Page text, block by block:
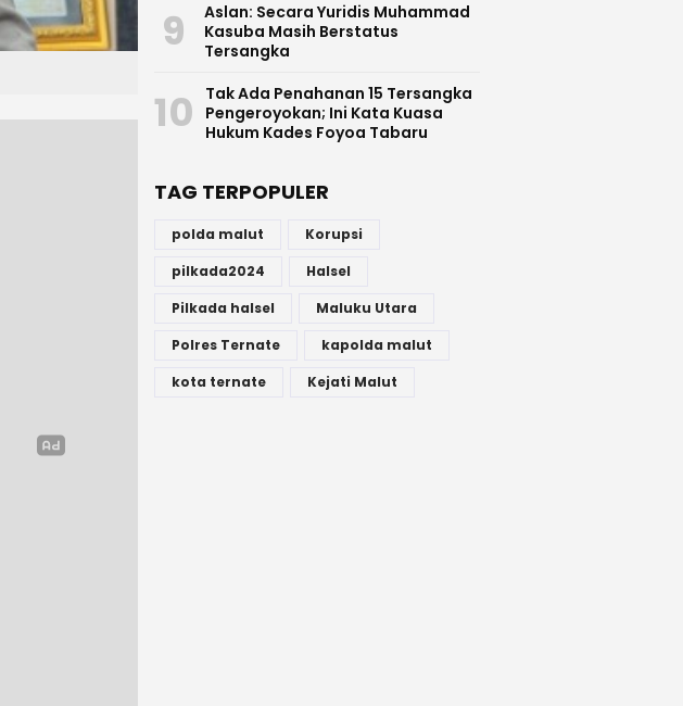
9
Aslan: Secara Yuridis Muhammad
Kasuba Masih Berstatus
Tersangka
10
Tak Ada Penahanan 15 Tersangka
Pengeroyokan; Ini Kata Kuasa
Hukum Kades Foyoa Tabaru
TAG TERPOPULER
polda malut
Korupsi
pilkada2024
Halsel
Pilkada halsel
Maluku Utara
Polres Ternate
kapolda malut
kota ternate
Kejati Malut